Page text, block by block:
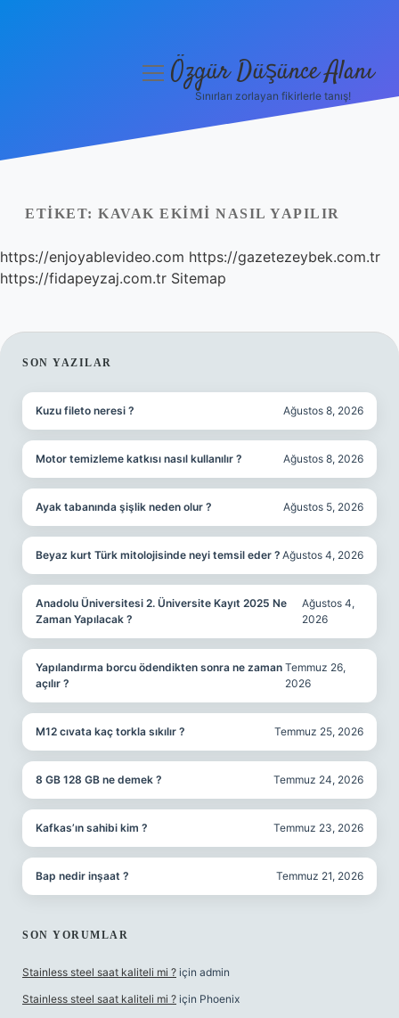
Yasal Uyarı
Hakkımızda
menüyüÖzgür Düşünce Alanı
Sınırları zorlayan fikirlerle tanış!
ETIKET: KAVAK EKIMI NASIL YAPILIR
https://enjoyablevideo.com https://gazetezeybek.com.tr
https://fidapeyzaj.com.tr Sitemap
SIDEBAR
SON YAZILAR
Kuzu fileto neresi ? Ağustos 8, 2026
Motor temizleme katkısı nasıl kullanılır ? Ağustos 8, 2026
Ayak tabanında şişlik neden olur ? Ağustos 5, 2026
Beyaz kurt Türk mitolojisinde neyi temsil eder ? Ağustos 4, 2026
Anadolu Üniversitesi 2. Üniversite Kayıt 2025 Ne
Zaman Yapılacak ?
Ağustos 4,
2026
Yapılandırma borcu ödendikten sonra ne zaman
açılır ?
Temmuz 26,
2026
M12 cıvata kaç torkla sıkılır ? Temmuz 25, 2026
8 GB 128 GB ne demek ? Temmuz 24, 2026
Kafkas’ın sahibi kim ? Temmuz 23, 2026
Bap nedir inşaat ? Temmuz 21, 2026
SON YORUMLAR
Stainless steel saat kaliteli mi ? için admin
Stainless steel saat kaliteli mi ? için Phoenix